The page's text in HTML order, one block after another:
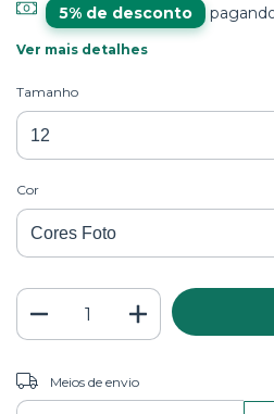
5% de desconto
Ver mais detalhes
Tamanho
Cor
Entregas para o CEP:
Meios de envio